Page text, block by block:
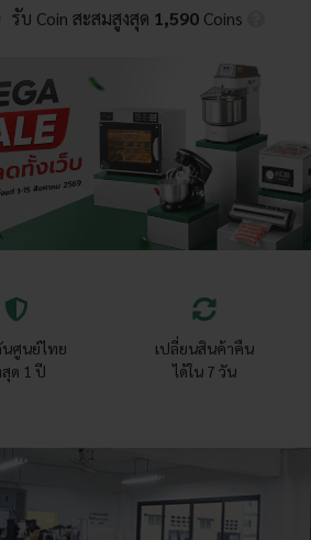
รับ Coin สะสมสูงสุด 1,590 Coins
ศูนย์ไทย
สุด 1 ปี
เปลี่ยนสินค้าคืน
ได้ใน 7 วัน